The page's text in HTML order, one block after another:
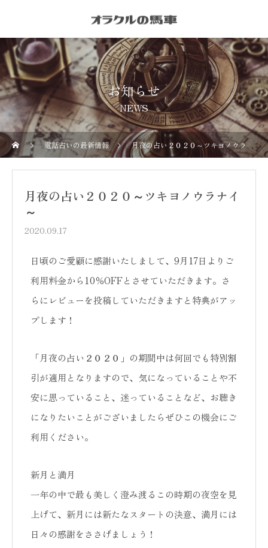
お知らせ
NEWS
電話占いの最新情報 月夜の占い２０２０～ツキヨノウラナイ～
月夜の占い２０２０～ツキヨノウラナイ
～
2020.09.17
日頃のご愛顧に感謝いたしまして、9月17日よりご
利用料金から10％OFFとさせていただきます。さ
らにレビューを投稿していただきますと特典がアッ
プします！
「月夜の占い２０２０」の期間中は何回でも特別割
引が適用となりますので、気になっていることや不
安に思っていること、迷っていることなど、お聴き
になりたいことがございましたらぜひこの機会にご
利用ください。
新月と満月
一年の中で最も美しく澄み渡るこの時期の夜空を見
上げて、新月には新たなスタートの決意、満月には
日々の感謝をささげましょう！